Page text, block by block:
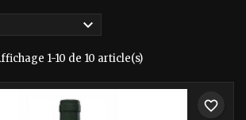

1-10 de 10 article(s)
favorite_border